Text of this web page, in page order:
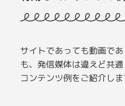
サイトであっても動画で
も、発信媒体は違えど共
コンテンツ例をご紹介しま